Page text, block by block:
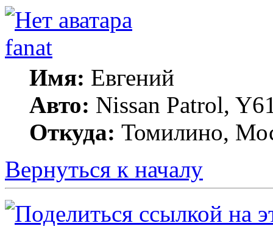
fanat
Имя: Евгений
Авто: Nissan Patrol,
Откуда: Томилино,
Вернуться к началу